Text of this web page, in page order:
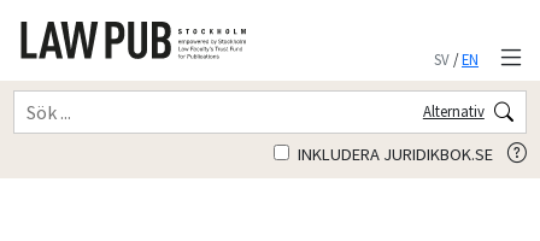
SV/EN
Alternativ
INKLUDERA JURIDIKBOK.SE